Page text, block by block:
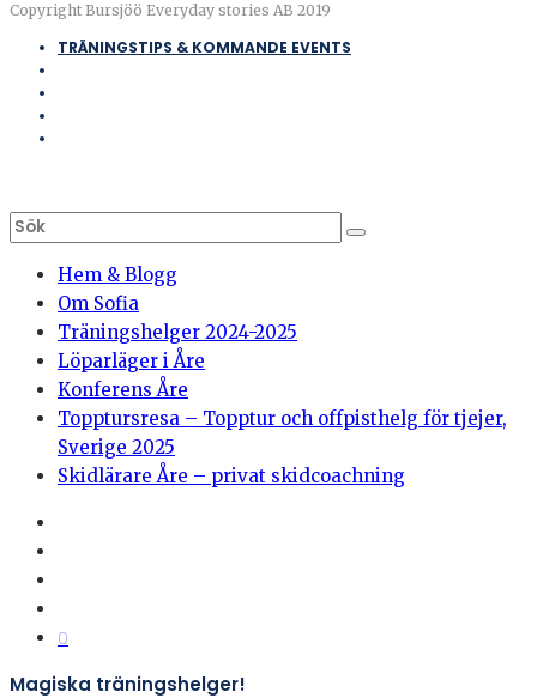
Copyright Bursjöö Everyday stories AB 2019
TRÄNINGSTIPS & KOMMANDE EVENTS
Hem & Blogg
Om Sofia
Träningshelger 2024-2025
Löparläger i Åre
Konferens Åre
Topptursresa – Topptur och offpisthelg för tjejer,
Sverige 2025
Skidlärare Åre – privat skidcoachning
0
Magiska träningshelger!